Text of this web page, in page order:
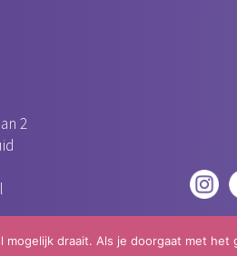
2
draait. Als je doorgaat met